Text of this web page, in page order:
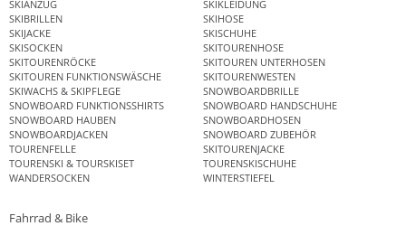
SKIANZUG
SKIKLEIDUNG
SKIBRILLEN
SKIHOSE
SKIJACKE
SKISCHUHE
SKISOCKEN
SKITOURENHOSE
SKITOURENRÖCKE
SKITOUREN UNTERHOSEN
SKITOUREN FUNKTIONSWÄSCHE
SKITOURENWESTEN
SKIWACHS & SKIPFLEGE
SNOWBOARDBRILLE
SNOWBOARD FUNKTIONSSHIRTS
SNOWBOARD HANDSCHUHE
SNOWBOARD HAUBEN
SNOWBOARDHOSEN
SNOWBOARDJACKEN
SNOWBOARD ZUBEHÖR
TOURENFELLE
SKITOURENJACKE
TOURENSKI & TOURSKISET
TOURENSKISCHUHE
WANDERSOCKEN
WINTERSTIEFEL
Fahrrad & Bike